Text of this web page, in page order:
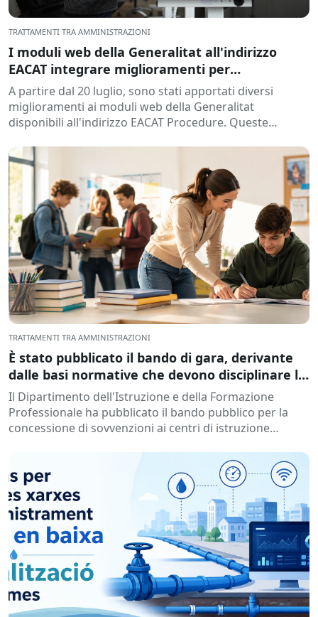
TRATTAMENTI TRA AMMINISTRAZIONI
I moduli web della Generalitat all'indirizzo
EACAT integrare miglioramenti per
semplificare l'elaborazione
A partire dal 20 luglio, sono stati apportati diversi
miglioramenti ai moduli web della Generalitat
disponibili all'indirizzo EACAT Procedure. Queste
TRATTAMENTI TRA AMMINISTRAZIONI
È stato pubblicato il bando di gara, derivante
dalle basi normative che devono disciplinare la
concessione di sovvenzioni agli istituti di
istruzione, per lo sviluppo di programmi di
formazione e inserimento, durante l'anno
Il Dipartimento dell'Istruzione e della Formazione
Professionale ha pubblicato il bando pubblico per la
concessione di sovvenzioni ai centri di istruzione